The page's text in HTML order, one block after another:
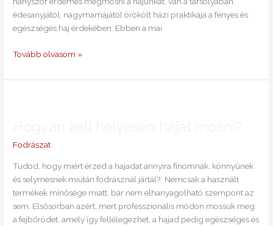
édesanyjától, nagymamájától örökölt házi praktikája a fényes és
egészséges haj érdekében. Ebben a mai
Tovább olvasom »
Fodrászat
Tudod, hogy miért érzed a hajadat annyira finomnak, könnyűnek
és selymesnek miután fodrásznál jártál? Nemcsak a használt
termékek minősége miatt, bár nem elhanyagolható szempont az
sem. Elsősorban azért, mert professzionális módon mossuk meg
a fejbőrödet, amely így fellélegezhet, a hajad pedig egészséges és